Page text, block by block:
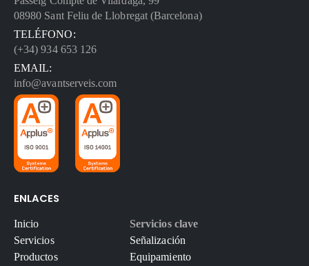
08980 Sant Feliu de Llobregat (Barcelona)
TELÉFONO:
(+34) 934 653 126
EMAIL:
info@avantserveis.com
ENLACES
Inicio
Servicios
Productos
Servicios clave
Señalización
Equipamiento